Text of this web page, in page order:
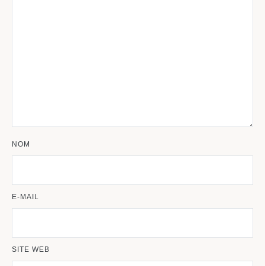
NOM
E-MAIL
SITE WEB